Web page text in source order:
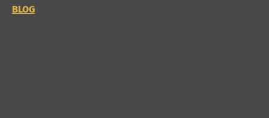
BLOG